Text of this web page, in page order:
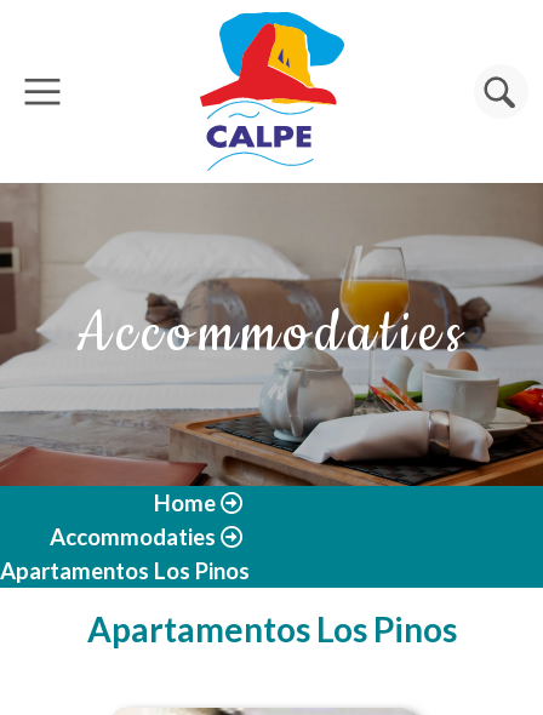
Overslaan en naar de inhoud gaan
Zoeken
Accommodaties
Home
Accommodaties
Apartamentos Los Pinos
Apartamentos Los Pinos